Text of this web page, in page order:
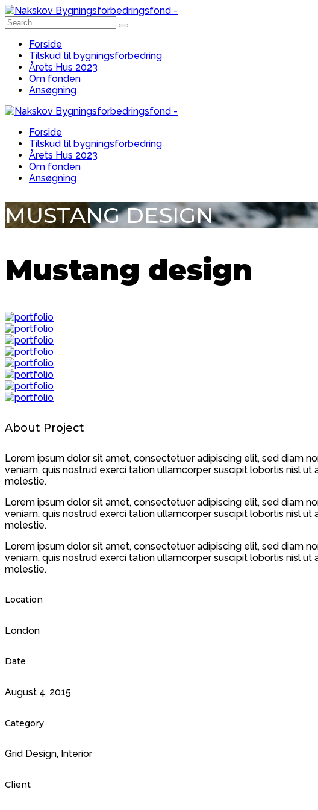
Forside
Tilskud til bygningsforbedring
Årets Hus 2023
Om fonden
Ansøgning
Forside
Tilskud til bygningsforbedring
Årets Hus 2023
Om fonden
Ansøgning
MUSTANG DESIGN
Mustang design
About Project
Lorem ipsum dolor sit amet, consectetuer adipiscing elit, sed diam
veniam, quis nostrud exerci tation ullamcorper suscipit lobortis nisl
molestie.
Lorem ipsum dolor sit amet, consectetuer adipiscing elit, sed diam
veniam, quis nostrud exerci tation ullamcorper suscipit lobortis nisl
molestie.
Lorem ipsum dolor sit amet, consectetuer adipiscing elit, sed diam
veniam, quis nostrud exerci tation ullamcorper suscipit lobortis nisl
molestie.
Location
London
Date
August 4, 2015
Category
Grid Design, Interior
Client